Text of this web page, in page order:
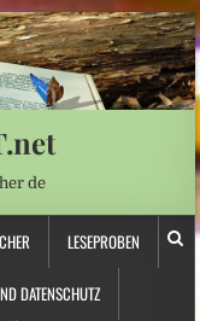
de
LESEPROBEN
DATENSCHUTZ